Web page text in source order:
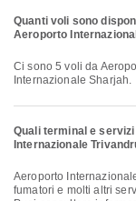
Quanti voli sono
Aeroporto
Ci sono 5 voli da Aeroporto Internazionale Trivandrum a Aeroporto
Internazionale Sharjah.
Quali terminal e
Internazionale
Aeroporto Internazionale Trivandrum offre Sala nursery, Lounge, Area
fumatori e molti altri